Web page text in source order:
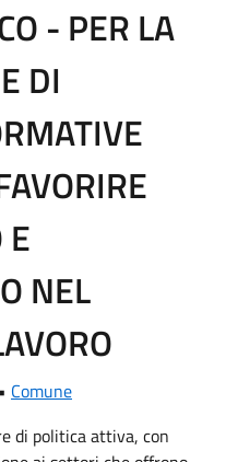
- PER LA
DI
E
NEL
Comune
di politica attiva, con